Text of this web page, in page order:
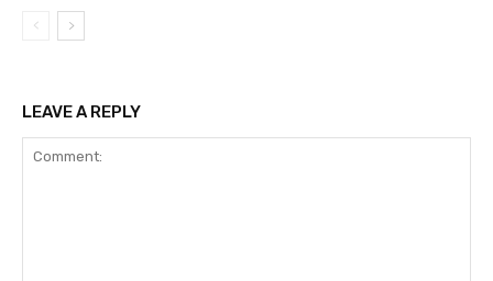
LEAVE A REPLY